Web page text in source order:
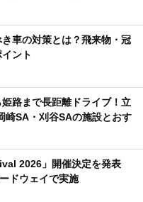
車の対策とは？飛来物・冠
ント
姫路まで長距離ドライブ！立
崎SA・刈谷SAの施設とおす
2026」開催決定を発表
ドウェイで実施